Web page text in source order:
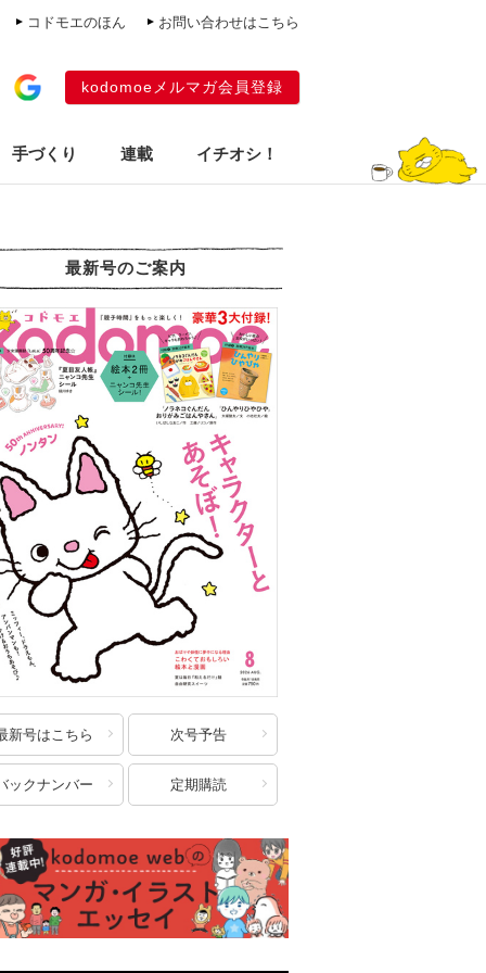
コドモエのほん お問い合わせはこちら
kodomoeメルマガ会員登録
手づくり 連載 イチオシ！
最新号のご案内
新号はこちら 次号予告
ックナンバー 定期購読